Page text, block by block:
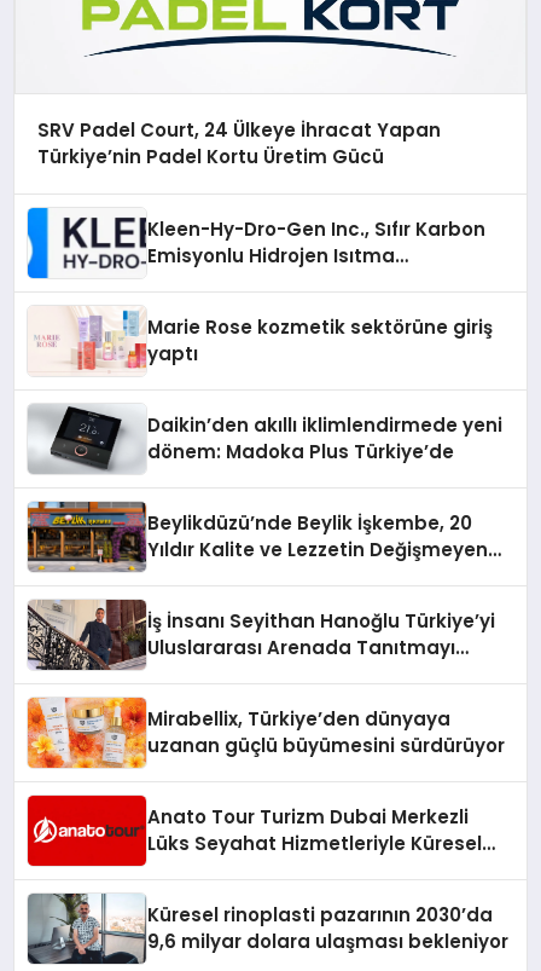
SRV Padel Court, 24 Ülkeye İhracat Yapan
Türkiye’nin Padel Kortu Üretim Gücü
Kleen-Hy-Dro-Gen Inc., Sıfır Karbon
Emisyonlu Hidrojen Isıtma
Marie Rose kozmetik sektörüne giriş
yaptı
Daikin’den akıllı iklimlendirmede yeni
dönem: Madoka Plus Türkiye’de
Beylikdüzü’nde Beylik İşkembe, 20
Yıldır Kalite ve Lezzetin Değişmeyen
İş İnsanı Seyithan Hanoğlu Türkiye’yi
Uluslararası Arenada Tanıtmayı
Mirabellix, Türkiye’den dünyaya
uzanan güçlü büyümesini sürdürüyor
Anato Tour Turizm Dubai Merkezli
Lüks Seyahat Hizmetleriyle Küresel
Küresel rinoplasti pazarının 2030’da
9,6 milyar dolara ulaşması bekleniyor